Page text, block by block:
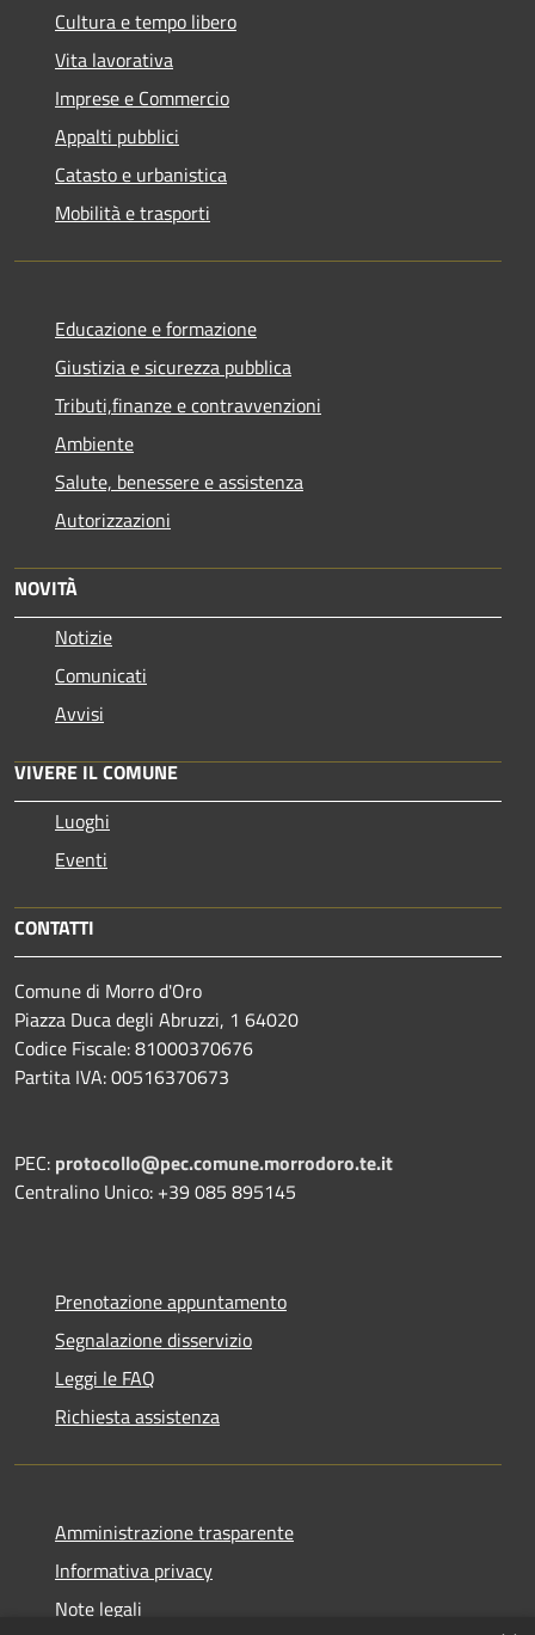
Cultura e tempo libero
Vita lavorativa
Imprese e Commercio
Appalti pubblici
Catasto e urbanistica
Mobilità e trasporti
Educazione e formazione
Giustizia e sicurezza pubblica
Tributi,finanze e contravvenzioni
Ambiente
Salute, benessere e assistenza
Autorizzazioni
NOVITÀ
Notizie
Comunicati
Avvisi
VIVERE IL COMUNE
Luoghi
Eventi
CONTATTI
Comune di Morro d'Oro
Piazza Duca degli Abruzzi, 1 64020
Codice Fiscale: 81000370676
Partita IVA: 00516370673
PEC: protocollo@pec.comune.morrodoro.te.it
Centralino Unico: +39 085 895145
Prenotazione appuntamento
Segnalazione disservizio
Leggi le FAQ
Richiesta assistenza
Amministrazione trasparente
Informativa privacy
Note legali